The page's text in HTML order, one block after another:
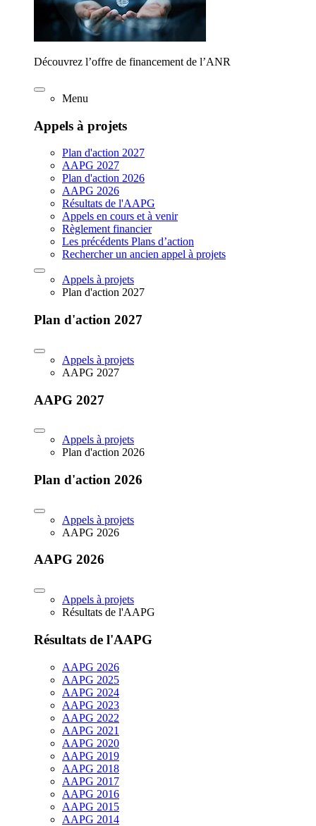
Découvrez l’offre de financement de l’ANR
Menu
Appels à projets
Plan d'action 2027
AAPG 2027
Plan d'action 2026
AAPG 2026
Résultats de l'AAPG
Appels en cours et à venir
Règlement financier
Les précédents Plans d’action
Rechercher un ancien appel à projets
Appels à projets
Plan d'action 2027
Plan d'action 2027
Appels à projets
AAPG 2027
AAPG 2027
Appels à projets
Plan d'action 2026
Plan d'action 2026
Appels à projets
AAPG 2026
AAPG 2026
Appels à projets
Résultats de l'AAPG
Résultats de l'AAPG
AAPG 2026
AAPG 2025
AAPG 2024
AAPG 2023
AAPG 2022
AAPG 2021
AAPG 2020
AAPG 2019
AAPG 2018
AAPG 2017
AAPG 2016
AAPG 2015
AAPG 2014